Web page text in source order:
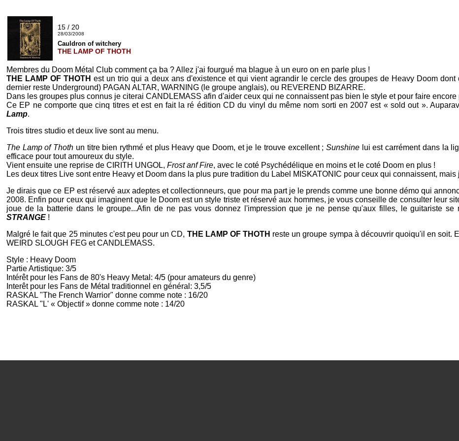
15 / 20
28/03/2008
Cauldron of witchery
THE LAMP OF THOTH
Membres du Doom Métal Club comment ça ba ? Allez j'ai fourgué ma blague à un euro on en parle plus !
THE LAMP OF THOTH est un trio qui a deux ans d'existence et qui vient agrandir le cercle des groupes de Heavy Doom
dernier reste Underground) PAGAN ALTAR, WARNING (le groupe anglais), ou REVEREND BIZARRE.
Dans les groupes plus connus je citerai CANDLEMASS afin d'aider ceux qui ne connaissent pas bien le style et pour faire
Ce EP ne comporte que cinq titres et est en fait la ré édition CD du vinyl du même nom sorti en 2007 est « sold out ».
Lamp.
Trois titres studio et deux live sont au menu.
The Lamp of Thoth un titre bien rythmé et plus Heavy que Doom, et je le trouve excellent ; Sunshinelui est carrément dans la
efficace pour tout amoureux du style.
Vient ensuite une reprise de CIRITH UNGOL, Frost anf Fire, avec le coté Psychédélique en moins et le coté Doom en plus !
Les deux titres Live sont entre Heavy et Doom dans la plus pure tradition du Label MISKATONIC pour ceux qui connaissent,
Je dirais que ce EP est réservé aux adeptes et collectionneurs, que pour ma part je le prends comme une bonne démo qui
2008. Enfin pour ceux qui imaginent que le Doom est un style triste et réservé aux hommes, je vous conseille de consulter leur
joue de la batterie dans le groupe...Afin de ne pas vous donnez l'impression que je ne pense qu'aux filles, le guitariste se
STRANGE !
Malgré le fait que 25 minutes c'est peu pour un CD, THE LAMP OF THOTH reste un groupe sympa à découvrir quoiqu'il en soit.
WEIRD SLOUGH FEG et CANDLEMASS.
Style : Heavy Doom
Partie Artistique: 3/5
Intérêt pour les Fans de 80's Heavy Metal: 4/5 (pour amateurs du genre)
Interêt pour les Fans de Métal traditionnel en général: 3,5/5
RASKAL "The French Warrior" donne comme note : 16/20
RASKAL "L' « Objectif » donne comme note : 14/20